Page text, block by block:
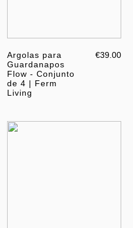
Argolas para
Guardanapos
Flow - Conjunto
de 4 | Ferm
Living
€39.00